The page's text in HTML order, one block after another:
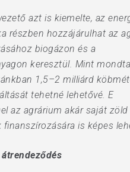
azt is kiemelte, az
részben hozzájárulhat az
biogázon és a
keresztül. Mint
1,5–2 milliárd
tehetné lehetővé. E
az agrárium akár saját zöld
finanszírozására is képes